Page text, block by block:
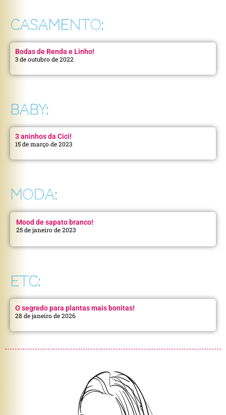
CASAMENTO:
Bodas de Renda e Linho!
3 de outubro de 2022
BABY:
3 aninhos da Cici!
15 de março de 2023
MODA:
Mood de sapato branco!
25 de janeiro de 2023
ETC:
O segredo para plantas mais bonitas!
28 de janeiro de 2026